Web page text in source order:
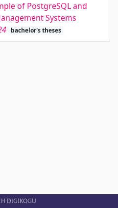
of PostgreSQL and
Systems
bachelor's theses
DIGIKOGU